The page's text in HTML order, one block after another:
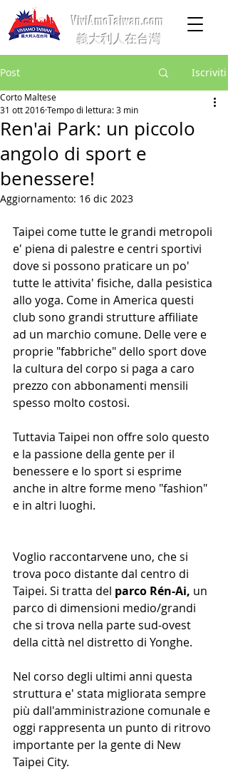
ViviAmoTaiwan.com
義大利人在台灣
Post Iscriviti
Ren'ai Park: un piccolo
angolo di sport e
benessere!
Corto Maltese
31 ott 2016Tempo di lettura: 3 min
Aggiornamento: 16 dic 2023
Taipei come tutte le grandi metropoli
e' piena di palestre e centri sportivi
dove si possono praticare un po'
tutte le attivita' fisiche, dalla pesistica
allo yoga. Come in America questi
club sono grandi strutture affiliate
ad un marchio comune. Delle vere e
proprie "fabbriche" dello sport dove
la cultura del corpo si paga a caro
prezzo con abbonamenti mensili
spesso molto costosi.
Tuttavia Taipei non offre solo questo
e la passione della gente per il
benessere e lo sport si esprime
anche in altre forme meno "fashion"
e in altri luoghi.
Voglio raccontarvene uno, che si
trova poco distante dal centro di
Taipei. Si tratta del parco Rén-Ai, un
parco di dimensioni medio/grandi
che si trova nella parte sud-ovest
della città nel distretto di Yonghe.
Nel corso degli ultimi anni questa
struttura e' stata migliorata sempre
più dall'amministrazione comunale e
oggi rappresenta un punto di ritrovo
importante per la gente di New
Taipei City.